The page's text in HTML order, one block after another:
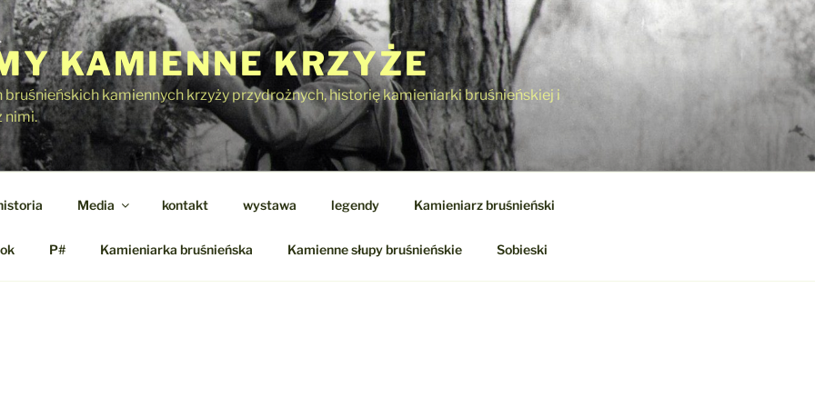
KAMIENNE KRZYŻE
kamiennych krzyży przydrożnych, historię kamieniarki bruśnieńskiej i
nimi.
Media kontakt wystawa legendy Kamieniarz bruśnieński
P# Kamieniarka bruśnieńska Kamienne słupy bruśnieńskie Sobieski